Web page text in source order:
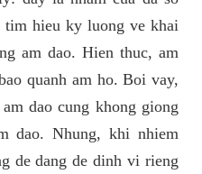
tim hieu ky luong ve khai
am dao. Hien thuc, am
quanh am ho. Boi vay,
dao cung khong giong
dao. Nhung, khi nhiem
de dang de dinh vi rieng